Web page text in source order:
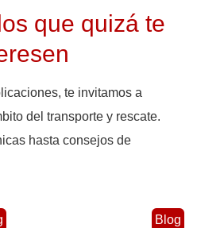
que quizá te
te invitamos a
del transporte y rescate.
hasta consejos de
Blog